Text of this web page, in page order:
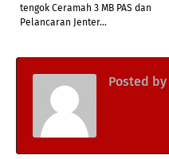
tengok Ceramah 3 MB PAS dan
Pelancaran Jenter...
Posted by